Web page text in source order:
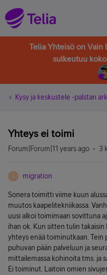
Telia Yhteisö on Vain
sulkeutuu
Kysy ja keskustele -palstan
Yhteys ei toimi
Forum|Forum|11 years ago 3
M migration
Sonera toimitti viime kuun
muutos kaapelitekniikassa.
uusi alkoi toimimaan sovittuna
ihan ok. Kun sitten tulin takaisin
yhteys enää toiminutkaan.
puhuvan pään palveluun ja
mittailemassa kohinoita tms. ja
Ei toiminut. Laitoin omien